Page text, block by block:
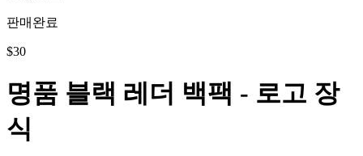
판매완료
$30
명품 블랙 레더 백팩 - 로고 장
식